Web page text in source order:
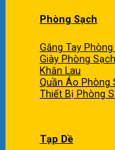
Phòng Sạch
Găng Tay
Giày Phòng Sạch
Khăn Lau
Quần Áo Phòng
Thiết Bị Phòng
Tạp Dề